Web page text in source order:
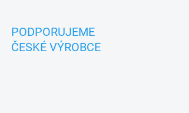
PODPORUJEME
ČESKÉ VÝROBCE